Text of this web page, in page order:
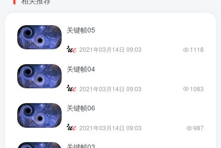
关键帧05
2021年03月14日 09:03 1118
关键帧04
2021年03月14日 09:03 1083
关键帧06
2021年03月14日 09:03 987